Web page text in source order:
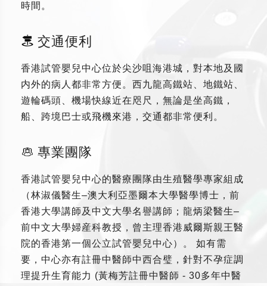
時間。
交通便利
香港試管嬰兒中心位於尖沙咀海港城，對本地及國
内外的病人都非常方便。西九龍高鐵站、地鐵站、
遊輪碼頭、機場快線近在咫尺，無論是坐高鐵，
船、跨境巴士或飛機來港，交通都非常便利。
專業團隊
香港試管嬰兒中心的醫療團隊由生殖醫學專家組成
（林淑儀醫生–澳大利亞墨爾本大學醫學博士，前
香港大學講師及中文大學名譽講師；龍炳梁醫生–
前中文大學婦産科教授，曾主理香港威爾斯親王醫
院的香港第一個公立試管嬰兒中心）。 如有需
要，中心亦有註冊中醫師中西合璧，針對不孕症調
理提升生育能力 (黃梅芳註冊中醫師 - 30多年中醫